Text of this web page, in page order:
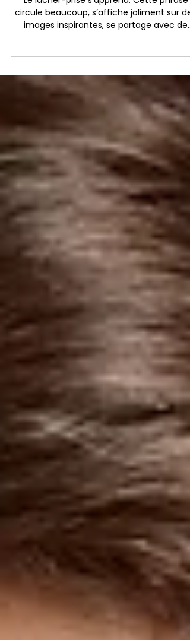
Le lâcher-prise s’apprend. Cette
phrase circule beaucoup...
circule beaucoup, s’affiche joliment sur des
bonnes intentions. Et pourtant, dans la
vie, elle peut parfois sonner comme une
injonction de plus : « lâche prise », « respire »,
relativise ». Comme si c’était simple.
si ça se faisait en claquant des doigts.